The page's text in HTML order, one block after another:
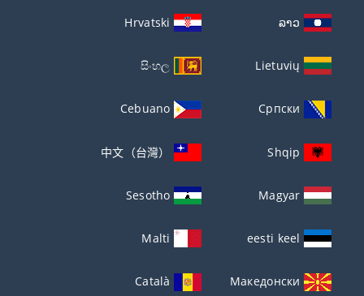
ລາວ
Hrvatski
Lietuvių
සිංහල
Српски
Cebuano
Shqip
中文（台灣）
Magyar
Sesotho
eesti keel
Malti
Македонски
Català